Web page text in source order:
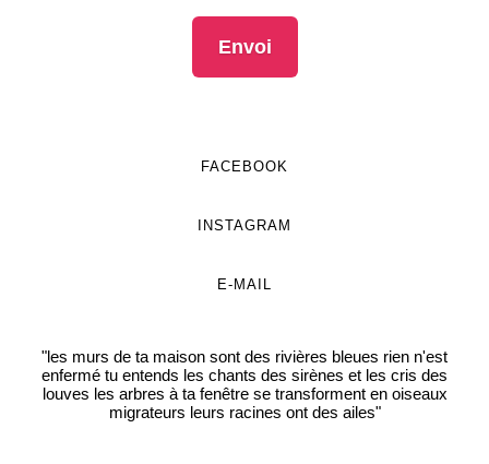
FACEBOOK
INSTAGRAM
E-MAIL
"les murs de ta maison sont des rivières bleues rien n'est
enfermé tu entends les chants des sirènes et les cris des
louves les arbres à ta fenêtre se transforment en oiseaux
migrateurs leurs racines ont des ailes"